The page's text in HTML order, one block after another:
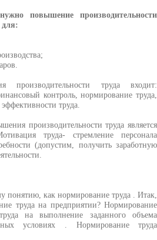
повышение производительности
для:
труда входит:
контроль, нормирование труда,
труда.
производительности труда является
труда- стремление персонала
(допустим, получить заработную
понятию, как нормирование труда . Итак,
труда на предприятии? Нормирование
на выполнение заданного объема
условиях . Нормирование труда